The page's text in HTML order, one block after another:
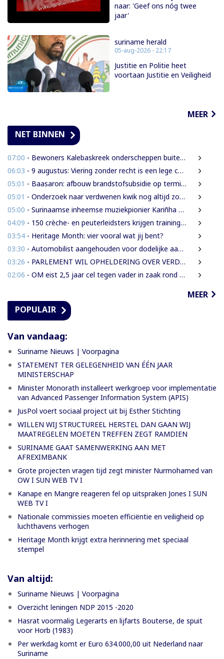
naar: 'Geef ons nóg twee
jaar'
suriname herald
05-aug-2026 - 22:17
Justitie en Politie heet
voortaan Justitie en Veiligheid
MEER
NET BINNEN
07:00 - Bewoners Kalebaskreek onderscheppen buitenlanders met illegaal geweer en communicatieapparatuur
06:03 - 9 augustus: Viering zonder recht is een lege ceremonie
05:01 - Baasaron: afbouw brandstofsubsidie op termijn onvermijdelijk
05:01 - Onderzoek naar verdwenen kwik nog altijd zonder resultaat
05:00 - Surinaamse inheemse muziekpionier Kariñha Basi krijgt oeuvreprijs in Rotterdam
04:09 - 150 crèche- en peuterleidsters krijgen training in verkeerseducatie
03:54 - Heritage Month: vier vooral wat jij bent?
03:30 - Automobilist aangehouden voor dodelijke aanrijding met voetganger en doorrijden na ongeval
03:26 - PARLEMENT WIL OPHELDERING OVER VERDWENEN INBESLAGGENOMEN LEVENSMIDDELEN
02:06 - OM eist 2,5 jaar cel tegen vader in zaak rond mishandeling en verwaarlozing
MEER
POPULAIR
Van vandaag:
Suriname Nieuws | Voorpagina
STATEMENT TER GELEGENHEID VAN ÉÉN JAAR
MINISTERSCHAP
Minister Monorath installeert werkgroep voor implementatie
van Advanced Passenger Information System (APIS)
JusPol voert sociaal project uit bij Esther Stichting
WILLEN WIJ STRUCTUREEL HERSTEL DAN GAAN WIJ
MAATREGELEN MOETEN TREFFEN ZEGT RAMDIEN
SURINAME GAAT SAMENWERKING AAN MET
AFREXIMBANK
Grote projecten vragen tijd zegt minister Nurmohamed van
OW I SUN WEB TV I
Kanape en Mangre reageren fel op uitspraken Jones I SUN
WEB TV I
Nationale commissies moeten efficiëntie en veiligheid op
luchthavens verhogen
Heritage Month krijgt extra herinnering met speciaal
stempel
Van altijd:
Suriname Nieuws | Voorpagina
Overzicht leningen NDP 2015 -2020
Hasrat voormalig Legerarts en lijfarts Bouterse, de spuit
voor Horb (1983)
Per werkdag komt er Euro 634.000,00 uit Nederland naar
Suriname